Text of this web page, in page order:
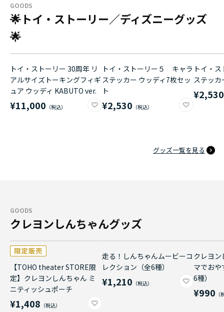
GOODS
🌟トイ・ストーリー／ディズニーグッズ
🌟
トイ・ストーリー 30周年 リ
アルサイズトーキングフィギ
ュア ウッディ KABUTO ver.
¥11,000
トイ・ストーリー５ キャラ
ステッカー ウッディ7枚セッ
ト
¥2,530
トイ・
ステッ
¥2,530
グッズ一覧を見る
GOODS
クレヨンしんちゃんグッズ
【TOHO theater STORE限
定】クレヨンしんちゃん ミ
ニティッシュポーチ
¥1,408
走る！しんちゃんムービーコ
レクション（全6種）
¥1,210
クレヨ
マでお
6種）
¥990